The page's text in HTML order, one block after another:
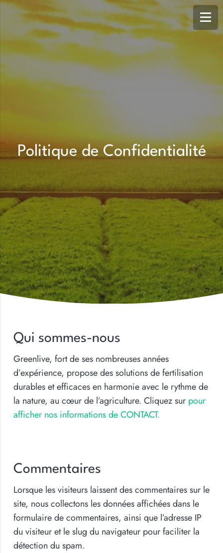
Politique de Confidentialité
Qui sommes-nous
Greenlive, fort de ses nombreuses années
d’expérience, propose des solutions de fertilisation
durables et efficaces en harmonie avec le rythme de
la nature, au cœur de l’agriculture. Cliquez sur pour
afficher nos informations de CONTACT.
Commentaires
Lorsque les visiteurs laissent des commentaires sur le
site, nous collectons les données affichées dans le
formulaire de commentaires, ainsi que l’adresse IP
du visiteur et le slug du navigateur pour faciliter la
détection du spam.